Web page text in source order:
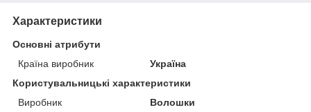
Характеристики
Основні атрибути
Країна виробник
Україна
Користувальницькі характеристики
Виробник
Волошки